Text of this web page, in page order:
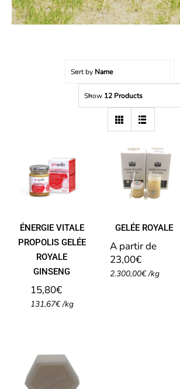
Sort by Name
Show 12 Products
PROPOLIS
GELÉE
ROYALE
GINSENG
ÉNERGIE VITALE
PROPOLIS GELÉE
ROYALE
GINSENG
15,80€
131,67€ /kg
GELÉE
ROYALE
GELÉE ROYALE
A partir de
23,00€
2.300,00€ /kg
VÉGÉTAL
AU MIEL